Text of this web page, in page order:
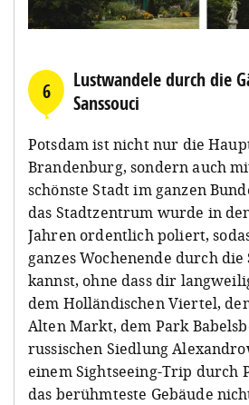
6
Lustwandele durch die
Sanssouci
Potsdam ist nicht nur die
Brandenburg, sondern auch
schönste Stadt im ganzen
das Stadtzentrum wurde in
Jahren ordentlich poliert,
ganzes Wochenende durch
kannst, ohne dass dir
dem Holländischen Viertel,
Alten Markt, dem Park
russischen Siedlung
einem Sightseeing-Trip durch
das berühmteste Gebäude